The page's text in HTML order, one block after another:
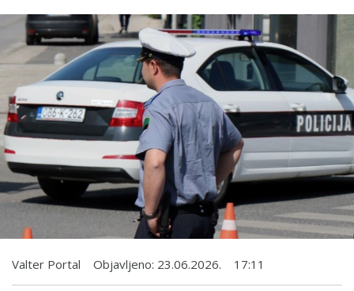
Valter Portal Objavljeno: 23.06.2026. 17:11